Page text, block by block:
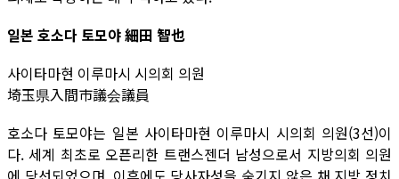
일본 호소다 토모야 細田 智也
사이타마현 이루마시 시의회 의원
埼玉県入間市議会議員
호소다 토모야는 일본 사이타마현 이루마시 시의회 의원(3선)이
다. 세계 최초로 오픈리한 트랜스젠더 남성으로서 지방의회 의원